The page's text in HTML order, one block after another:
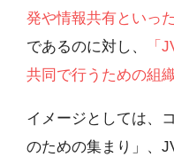
発や情報共有といっ
であるのに対し、
「
共同で行うための組
イメージとしては、
のための集まり」、